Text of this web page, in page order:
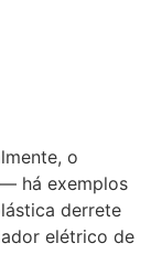
o
— há exemplos
derrete
elétrico de